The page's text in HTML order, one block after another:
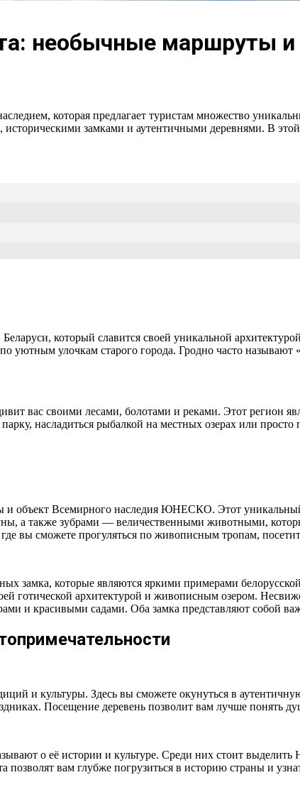
необычные
которая предлагает туристам множество
замками и аутентичными деревнями. В
который славится своей уникальной
уютным улочкам старого города. Гродно часто
вас своими лесами, болотами и реками. Этот регион
насладиться рыбалкой на местных озерах или
объект Всемирного наследия ЮНЕСКО. Этот
а также зубрами — величественными животными,
вы сможете прогуляться по живописным тропам,
замка, которые являются яркими примерами
готической архитектурой и живописным озером.
и красивыми садами. Оба замка представляют собой
и культуры. Здесь вы сможете окунуться в
Посещение деревень позволит вам лучше понять
о её истории и культуре. Среди них стоит
вам глубже погрузиться в историю страны и